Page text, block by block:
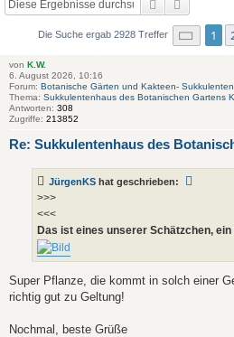
Suche
Die Suche ergab 2928 Treffer Seite 1
1
von K.W.
6. August 2026, 10:16
Forum: Botanische Gärten und Kakteen-
Thema: Sukkulentenhaus des Botanischen Gartens
Antworten: 308
Zugriffe: 213852
Re: Sukkulentenhaus des
JürgenKS hat geschrieben:
>>>
<<<
Das ist eines unserer Schätzchen,
Super Pflanze, die kommt in solch einer
richtig gut zu Geltung!
Nochmal, beste Grüße